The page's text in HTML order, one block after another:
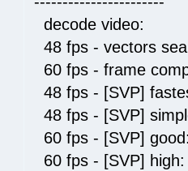
decode
48 fps - vectors
60 fps - frame
48 fps - [SVP]
48 fps - [SVP]
60 fps - [SVP]
60 fps - [SVP]